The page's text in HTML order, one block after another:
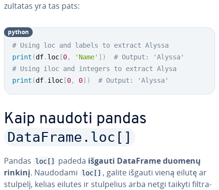
zul­ta­tas yra tas pats:
# Using loc and labels to extract Alyssa
print (df. loc [0, 'Name' ] )
# Output: 'Alyssa'
# Using iloc and integers to extract Alysa
print (df. iloc [0, 0] ) # Output: 'Alyssa'
python
Kaip naudoti pandas
DataFrame.loc[]
Pandas loc[] padeda išgauti DataFrame duomenų
rinkinį. Naudodami loc[] , galite išgauti vieną eilutę ar
stulpelį, kelias eilutes ir stul­pe­lius arba netgi taikyti fil­t­ra­